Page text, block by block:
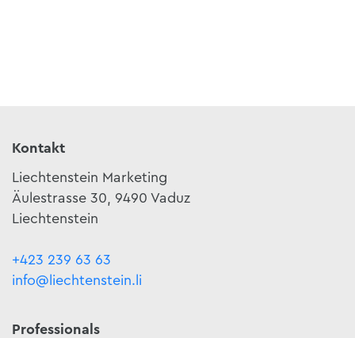
Kontakt
Liechtenstein Marketing
Äulestrasse 30, 9490 Vaduz
Liechtenstein
+423 239 63 63
info@liechtenstein.li
Professionals